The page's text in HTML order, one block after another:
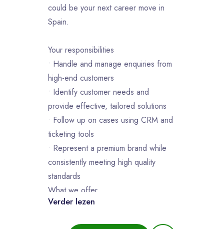
could be your next career move in
Spain.
Your responsibilities
• Handle and manage enquiries from
high-end customers
• Identify customer needs and
provide effective, tailored solutions
• Follow up on cases using CRM and
ticketing tools
• Represent a premium brand while
consistently meeting high quality
standards
What we offer
• Temporary replacement contract
Verder lezen